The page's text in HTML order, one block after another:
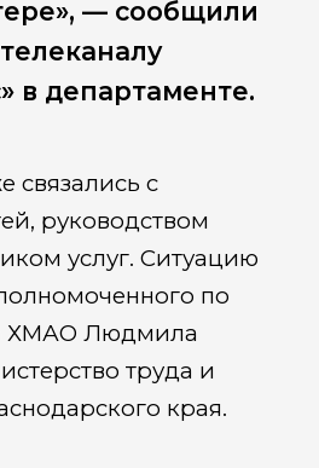
— сообщили
в департаменте.
связались с
руководством
услуг. Ситуацию
по
ХМАО Людмила
труда и
края.